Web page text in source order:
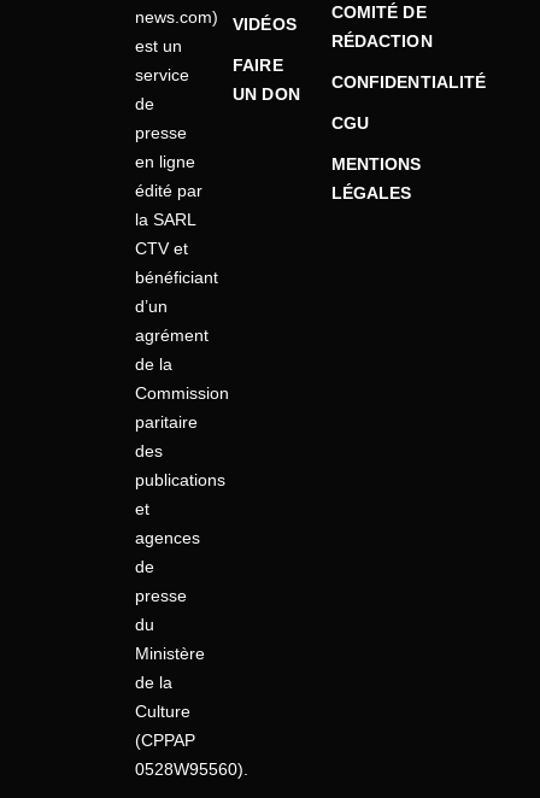
news.com)
est un
service
de
presse
en ligne
édité par
la SARL
CTV et
bénéficiant
d’un
agrément
de la
Commission
paritaire
des
publications
et
agences
de
presse
du
Ministère
de la
Culture
(CPPAP
0528W95560).
VIDÉOS
FAIRE
UN DON
COMITÉ DE
RÉDACTION
CONFIDENTIALITÉ
CGU
MENTIONS
LÉGALES